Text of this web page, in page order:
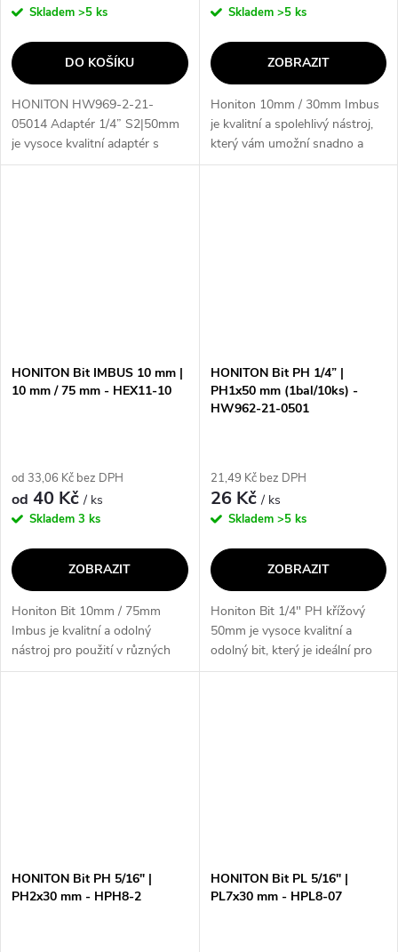
Skladem >5 ks
DO KOŠÍKU
HONITON HW969-2-21-
05014 Adaptér 1/4” S2|50mm
je vysoce kvalitní adaptér s
délkou 50mm, který je vhodný
Skladem >5 ks
ZOBRAZIT
Honiton 10mm / 30mm Imbus
je kvalitní a spolehlivý nástroj,
který vám umožní snadno a
efektivně utahovat a povolovat
HONITON Bit IMBUS 10 mm |
10 mm / 75 mm - HEX11-10
od 33,06 Kč bez DPH
od 40 Kč/ ks
Skladem 3 ks
ZOBRAZIT
Honiton Bit 10mm / 75mm
Imbus je kvalitní a odolný
nástroj pro použití v různých
aplikacích. S jeho rozsahem
HONITON Bit PH 1/4” |
PH1x50 mm (1bal/10ks) -
HW962-21-0501
21,49 Kč bez DPH
26 Kč/ ks
Skladem >5 ks
ZOBRAZIT
Honiton Bit 1/4" PH křížový
50mm je vysoce kvalitní a
odolný bit, který je ideální pro
použití s křížovými šrouby PH1,
HONITON Bit PH 5/16" |
PH2x30 mm - HPH8-2
HONITON Bit PL 5/16" |
PL7x30 mm - HPL8-07